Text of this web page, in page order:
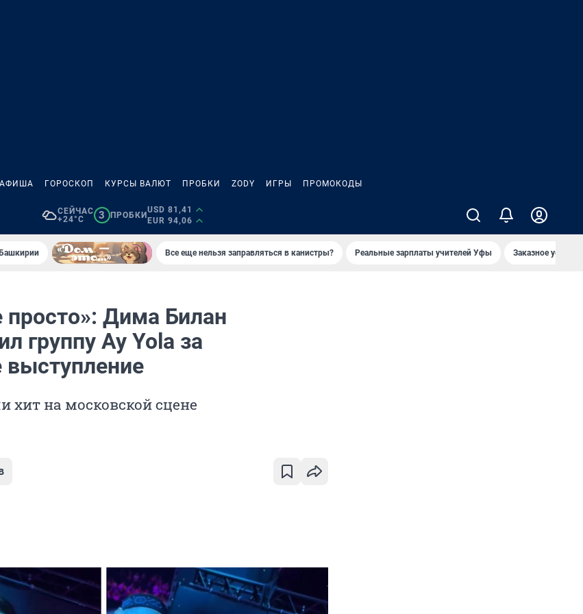
АФИША ГОРОСКОП КУРСЫ ВАЛЮТ ПРОБКИ ZODY ИГРЫ ПРОМОКОДЫ
СЕЙЧАС
+24°C
3 ПРОБКИ
USD 81,41
EUR 94,06
Все еще нельзя заправляться в канистры? Реальные зарплаты учителей Уфы Заказное
Дима Билан
группу Ay Yola за
выступление
хит на московской сцене